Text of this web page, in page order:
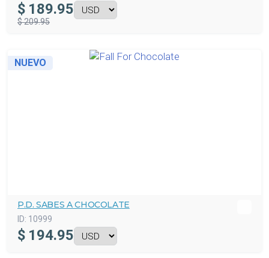
$ 189.95
$ 209.95
NUEVO
P.D. SABES A CHOCOLATE
ID: 10999
$ 194.95